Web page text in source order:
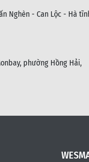
Nghèn - Can Lộc - Hà
phường Hồng Hải,